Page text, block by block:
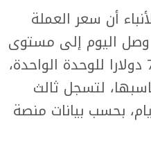
أن سعر العملة
وصل اليوم إلى مستوى
قياسي جديد قدره 72968 دولارا للوحدة الواحدة،
لتسجل ثالث
قياسي لها خلال 5 أيام، بحسب بيانات منصة